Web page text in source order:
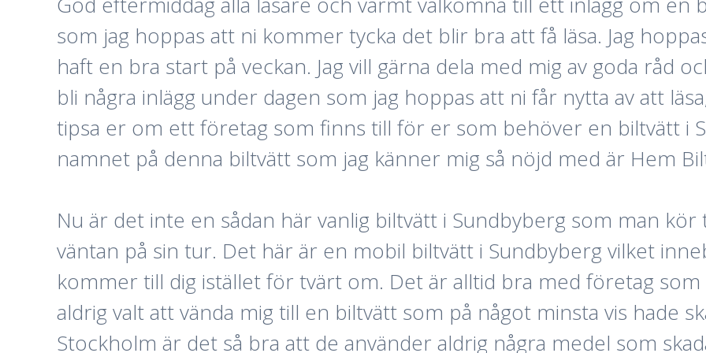
som jag hoppas att ni kommer tycka det blir bra att få läsa. Jag
haft en bra start på veckan. Jag vill gärna dela med mig av goda råd
bli några inlägg under dagen som jag hoppas att ni får nytta av att
tipsa er om ett företag som finns till för er som behöver en biltvätt i
namnet på denna biltvätt som jag känner mig så nöjd med är Hem
Nu är det inte en sådan här vanlig biltvätt i Sundbyberg som man kör
väntan på sin tur. Det här är en mobil biltvätt i Sundbyberg vilket
kommer till dig istället för tvärt om. Det är alltid bra med företag som
aldrig valt att vända mig till en biltvätt som på något minsta vis hade
Stockholm är det så bra att de använder aldrig några medel som